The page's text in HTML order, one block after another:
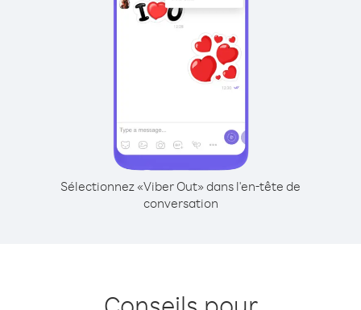
Sélectionnez «Viber Out» dans l'en-tête de
conversation